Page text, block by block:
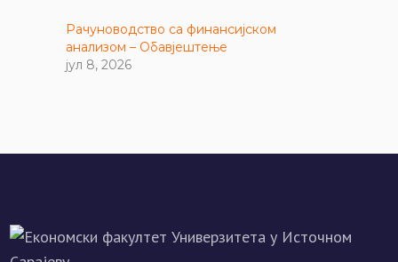
Рачуноводство са финансијском
анализом – Обавјештење
јул 8, 2026